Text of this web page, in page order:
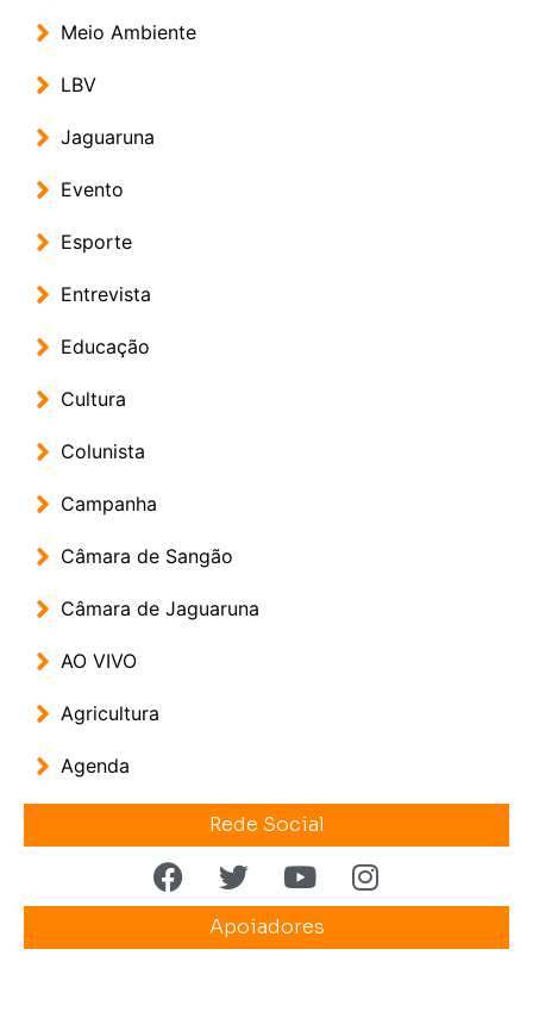
Meio Ambiente
LBV
Jaguaruna
Evento
Esporte
Entrevista
Educação
Cultura
Colunista
Campanha
Câmara de Sangão
Câmara de Jaguaruna
AO VIVO
Agricultura
Agenda
Rede Social
Apoiadores